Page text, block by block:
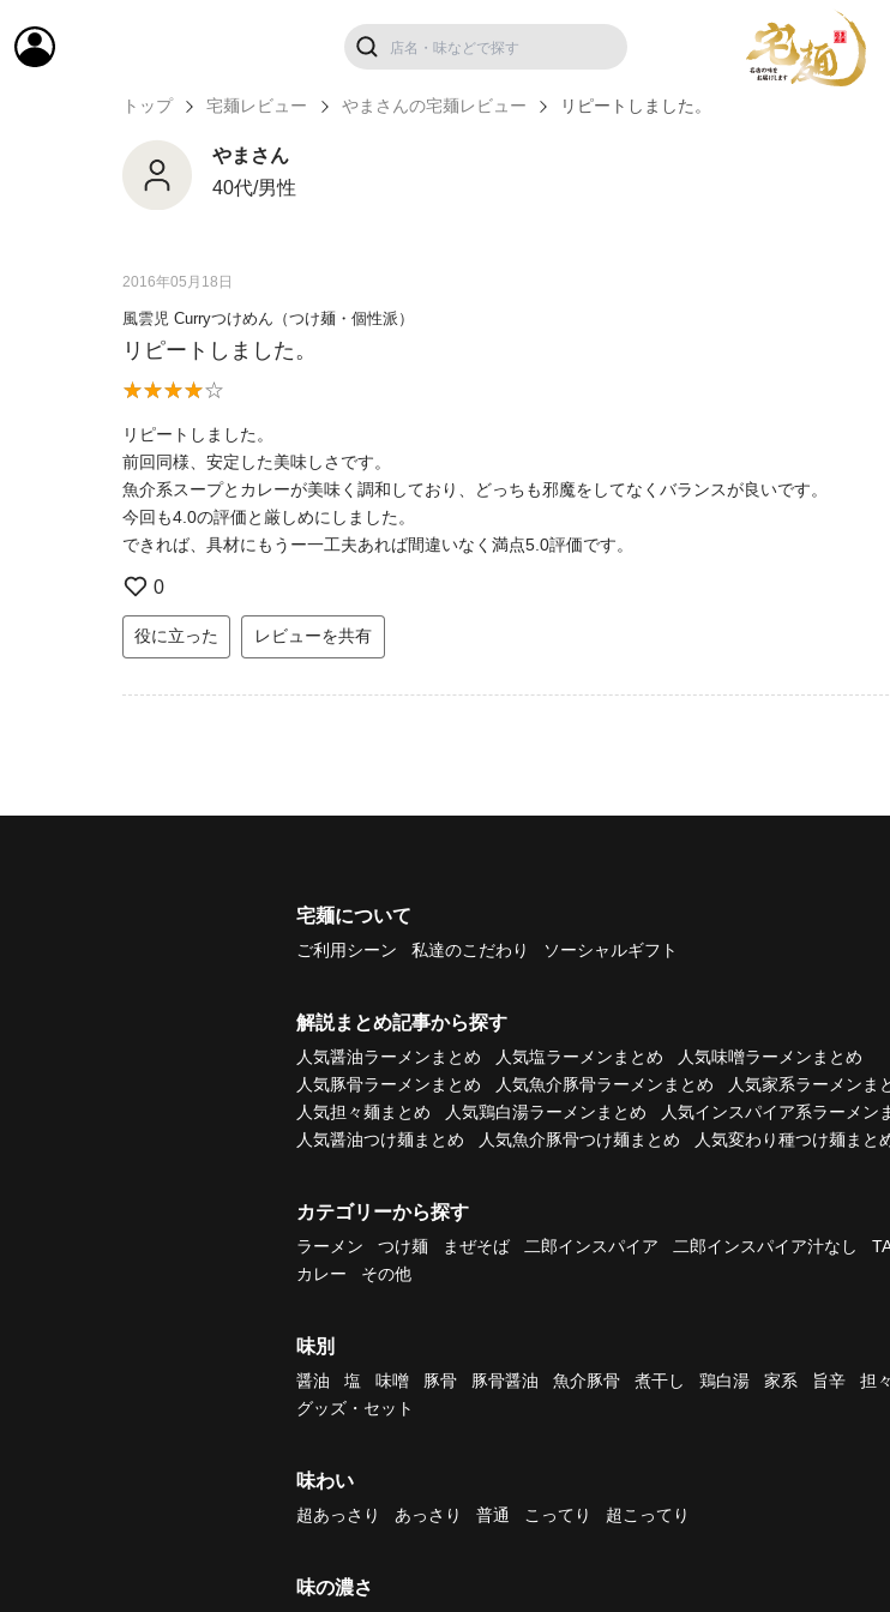
トップ 宅麺レビュー やまさんの宅麺レビュー リピートしました。
やまさん
40代/男性
2016年05月18日
風雲児 Curryつけめん（つけ麺・個性派）
リピートしました。
リピートしました。
前回同様、安定した美味しさです。
魚介系スープとカレーが美味く調和しており、どっちも邪魔をしてなくバランスが良いです。
今回も4.0の評価と厳しめにしました。
できれば、具材にもうー一工夫あれば間違いなく満点5.0評価です。
0
役に立った レビューを共有
宅麺について
ご利用シーン 私達のこだわり ソーシャルギフト
解説まとめ記事から探す
人気醤油ラーメンまとめ 人気塩ラーメンまとめ
人気味噌ラーメンまとめ
人気豚骨ラーメンまとめ
人気魚介豚骨ラーメンまとめ
人気家系ラーメンま
人気担々麺まとめ
人気鶏白湯ラーメンまとめ
人気インスパイア系ラーメン
人気醤油つけ麺まとめ
人気魚介豚骨つけ麺まとめ 人気変わり種つけ麺まと
カテゴリーから探す
ラーメン つけ麺 まぜそば 二郎インスパイア 二郎インスパイア汁なし
カレー
その他
味別
醤油 塩 味噌 豚骨 豚骨醤油 魚介豚骨 煮干し 鶏白湯 家系 旨辛 担
グッズ・セット
味わい
超あっさり あっさり 普通 こってり 超こってり
味の濃さ